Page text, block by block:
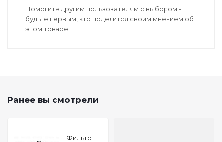
Помогите другим пользователям с выбором -
будьте первым, кто поделится своим мнением об
этом товаре
Ранее вы смотрели
Фильтр